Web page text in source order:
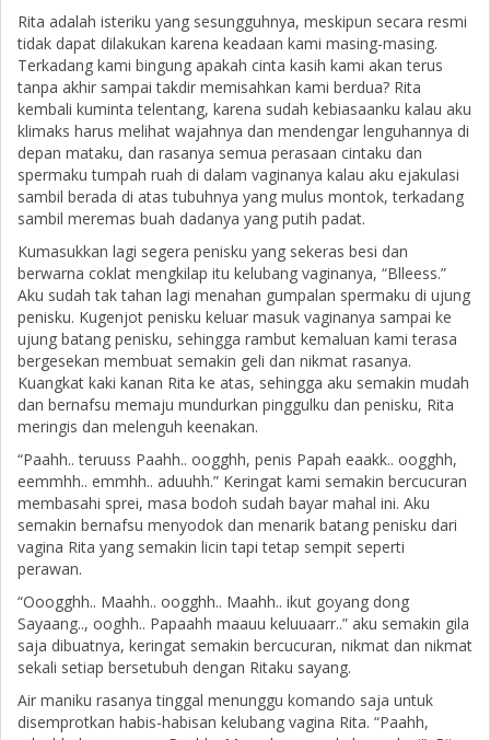
Rita adalah isteriku yang sesungguhnya, meskipun secara resmi
tidak dapat dilakukan karena keadaan kami masing-masing.
Terkadang kami bingung apakah cinta kasih kami akan terus
tanpa akhir sampai takdir memisahkan kami berdua? Rita
kembali kuminta telentang, karena sudah kebiasaanku kalau aku
klimaks harus melihat wajahnya dan mendengar lenguhannya di
depan mataku, dan rasanya semua perasaan cintaku dan
spermaku tumpah ruah di dalam vaginanya kalau aku ejakulasi
sambil berada di atas tubuhnya yang mulus montok, terkadang
sambil meremas buah dadanya yang putih padat.
Kumasukkan lagi segera penisku yang sekeras besi dan
berwarna coklat mengkilap itu kelubang vaginanya, “Blleess.”
Aku sudah tak tahan lagi menahan gumpalan spermaku di ujung
penisku. Kugenjot penisku keluar masuk vaginanya sampai ke
ujung batang penisku, sehingga rambut kemaluan kami terasa
bergesekan membuat semakin geli dan nikmat rasanya.
Kuangkat kaki kanan Rita ke atas, sehingga aku semakin mudah
dan bernafsu memaju mundurkan pinggulku dan penisku, Rita
meringis dan melenguh keenakan.
“Paahh.. teruuss Paahh.. oogghh, penis Papah eaakk.. oogghh,
eemmhh.. emmhh.. aduuhh.” Keringat kami semakin bercucuran
membasahi sprei, masa bodoh sudah bayar mahal ini. Aku
semakin bernafsu menyodok dan menarik batang penisku dari
vagina Rita yang semakin licin tapi tetap sempit seperti
perawan.
“Ooogghh.. Maahh.. oogghh.. Maahh.. ikut goyang dong
Sayaang.., ooghh.. Papaahh maauu keluuaarr..” aku semakin gila
saja dibuatnya, keringat semakin bercucuran, nikmat dan nikmat
sekali setiap bersetubuh dengan Ritaku sayang.
Air maniku rasanya tinggal menunggu komando saja untuk
disemprotkan habis-habisan kelubang vagina Rita. “Paahh,